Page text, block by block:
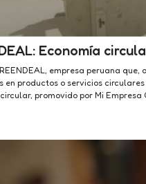
Economía
empresa peruana
en productos o servicios
promovido por Mi Empresa